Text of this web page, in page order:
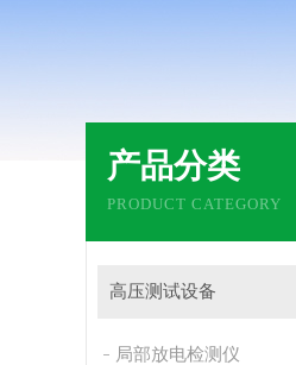
产品分类
PRODUCT CATEGORY
高压测试设备
局部放电检测仪